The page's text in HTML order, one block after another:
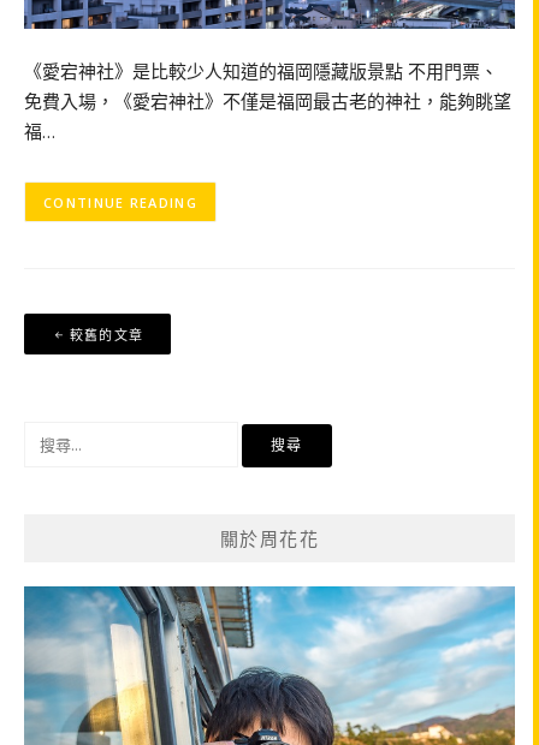
《愛宕神社》是比較少人知道的福岡隱藏版景點 不用門票、
免費入場，《愛宕神社》不僅是福岡最古老的神社，能夠眺望
福…
CONTINUE READING
文
章
覽
較舊的文章
關於周花花